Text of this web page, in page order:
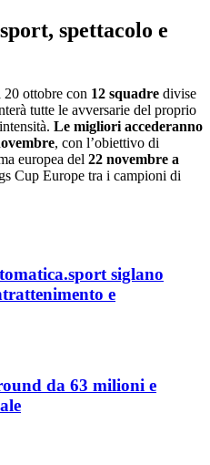
spettacolo e
ottobre con 12 squadre divise
tutte le avversarie del proprio
Le migliori accederanno
, con l’obiettivo di
europea del 22 novembre a
Cup Europe tra i campioni di
siglano
e
da 63 milioni e